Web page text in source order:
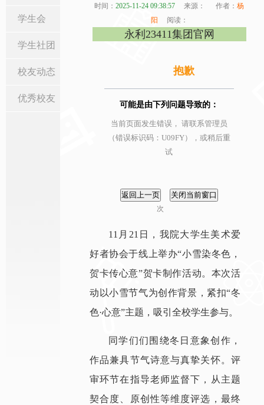
学生会
学生社团
校友动态
优秀校友
时间：2025-11-24 09:38:57 来源： 作者：杨
阳
阅读：
永利23411集团官网
抱歉
可能是由下列问题导致的：
当前页面发生错误， 请联系管理员
（错误标识码：U09FY），或稍后重
试
次
11月21日，我院大学生美术爱
好者协会于线上举办“小雪染冬色，
贺卡传心意”贺卡制作活动。本次活
动以小雪节气为创作背景，紧扣“冬
色·心意”主题，吸引全校学生参与。
同学们们围绕冬日意象创作，
作品兼具节气诗意与真挚关怀。评
审环节在指导老师监督下，从主题
契合度、原创性等维度评选，最终